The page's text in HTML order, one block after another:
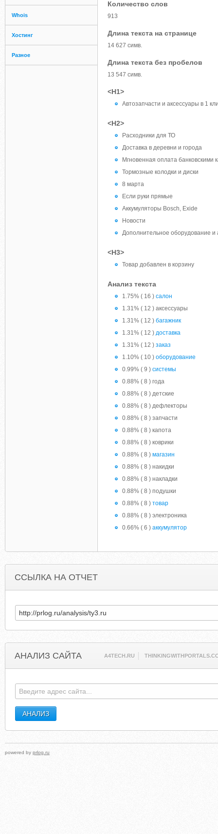
Whois
Хостинг
Разное
Количество слов
913
Длина текста на странице
14 627 симв.
Длина текста без пробелов
13 547 симв.
<H1>
Автозапчасти и аксессуары в 1
<H2>
Расходники для ТО
Доставка в деревни и города
Мгновенная оплата банковскими
Тормозные колодки и диски
8 марта
Если руки прямые
Аккумуляторы Bosch, Exide
Новости
Дополнительное оборудование и
<H3>
Товар добавлен в корзину
Анализ текста
1.75% ( 16 ) салон
1.31% ( 12 ) аксессуары
1.31% ( 12 ) багажник
1.31% ( 12 ) доставка
1.31% ( 12 ) заказ
1.10% ( 10 ) оборудование
0.99% ( 9 ) системы
0.88% ( 8 ) года
0.88% ( 8 ) детские
0.88% ( 8 ) дефлекторы
0.88% ( 8 ) запчасти
0.88% ( 8 ) капота
0.88% ( 8 ) коврики
0.88% ( 8 ) магазин
0.88% ( 8 ) накидки
0.88% ( 8 ) накладки
0.88% ( 8 ) подушки
0.88% ( 8 ) товар
0.88% ( 8 ) электроника
0.66% ( 6 ) аккумулятор
ССЫЛКА НА ОТЧЕТ
АНАЛИЗ САЙТА A4TECH.RU
powered by prlog.ru